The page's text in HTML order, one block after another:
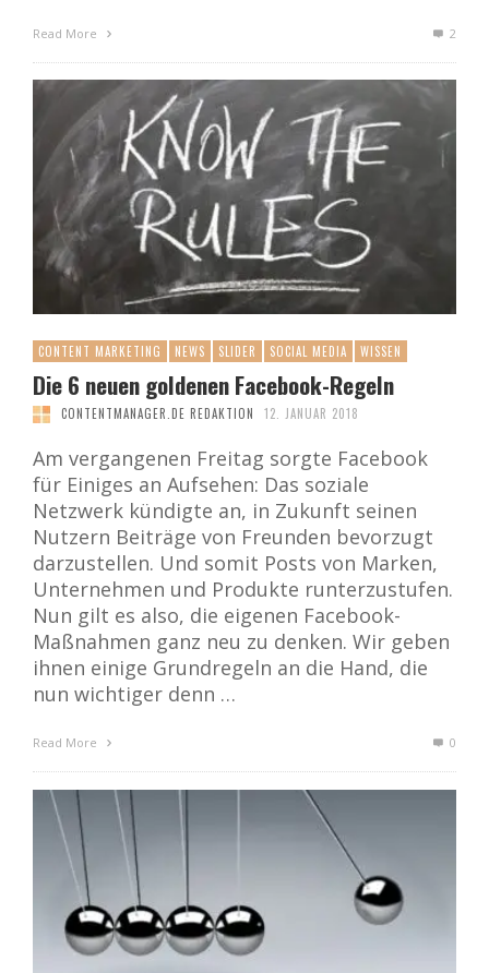
Read More 2
CONTENT MARKETING NEWS SLIDER SOCIAL MEDIA WISSEN
Die 6 neuen goldenen Facebook-Regeln
CONTENTMANAGER.DE REDAKTION 12. JANUAR 2018
Am vergangenen Freitag sorgte Facebook
für Einiges an Aufsehen: Das soziale
Netzwerk kündigte an, in Zukunft seinen
Nutzern Beiträge von Freunden bevorzugt
darzustellen. Und somit Posts von Marken,
Unternehmen und Produkte runterzustufen.
Nun gilt es also, die eigenen Facebook-
Maßnahmen ganz neu zu denken. Wir geben
ihnen einige Grundregeln an die Hand, die
nun wichtiger denn …
Read More 0